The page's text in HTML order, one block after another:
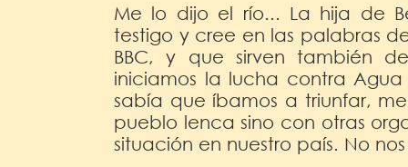
Me lo dijo el río... La hija de
testigo y cree en las palabras
BBC, y que sirven también
iniciamos la lucha contra
sabía que íbamos a triunfar,
pueblo lenca sino con otras
situación en nuestro país. No